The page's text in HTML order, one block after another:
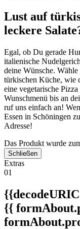
Lust auf
leckere
Egal, ob Du gerade
italienische
deine Wünsche.
türkischen Küche, wie
eine vegetarische
Wunschmenü bis an
ruf uns einfach an!
Essen in Schöningen
Adresse!
Das Produkt wurde
Schließen
Extras
01
{{